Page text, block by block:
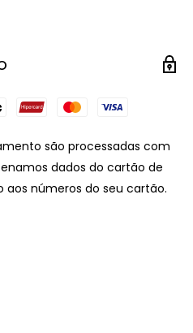
são processadas com
dados do cartão de
números do seu cartão.